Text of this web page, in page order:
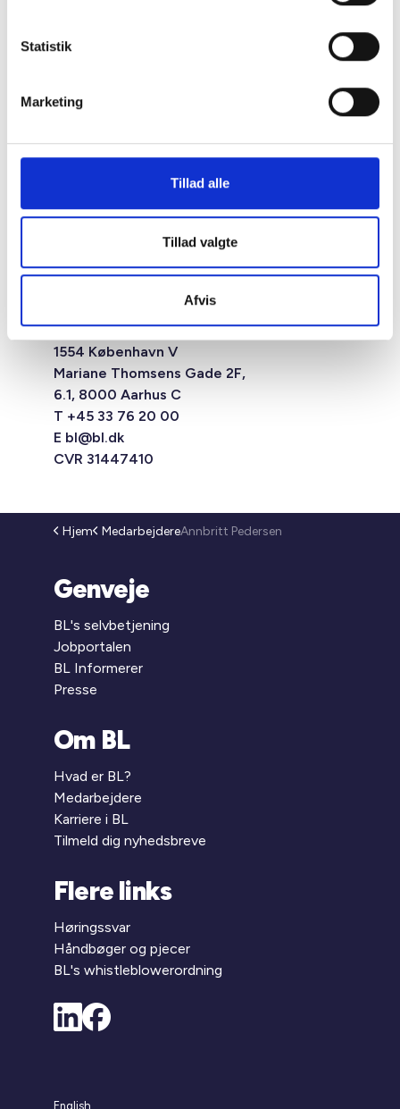
Statistik
Marketing
Tillad alle
Tillad valgte
Afvis
Studiestræde 50,
1554 København V
Mariane Thomsens Gade 2F,
6.1, 8000 Aarhus C
T +45 33 76 20 00
E bl@bl.dk
CVR 31447410
Hjem MedarbejdereAnnbritt Pedersen
Genveje
BL's selvbetjening
Jobportalen
BL Informerer
Presse
Om BL
Hvad er BL?
Medarbejdere
Karriere i BL
Tilmeld dig nyhedsbreve
Flere links
Høringssvar
Håndbøger og pjecer
BL's whistleblowerordning
English